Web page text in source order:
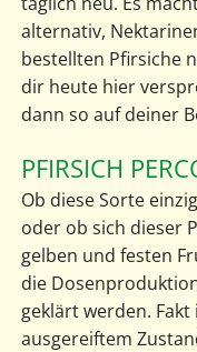
alternativ,
bestellten Pfirsiche
dir heute hier
dann so auf deiner
PFIRSICH
Ob diese Sorte
oder ob sich dieser
gelben und festen
die
geklärt werden.
ausgereiftem